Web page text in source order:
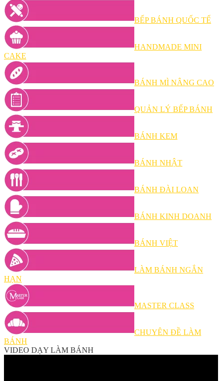
BẾP BÁNH QUỐC TẾ
HANDMADE MINI
CAKE
BÁNH MÌ NÂNG CAO
QUẢN LÝ BẾP BÁNH
BÁNH KEM
BÁNH NHẬT
BÁNH ĐÀI LOAN
BÁNH KINH DOANH
BÁNH VIỆT
LÀM BÁNH NGẮN
HẠN
MASTER CLASS
CHUYÊN ĐỀ LÀM
BÁNH
VIDEO DẠY LÀM BÁNH